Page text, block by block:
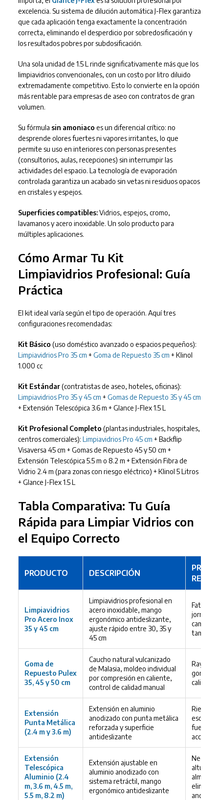
excelencia. Su sistema de dilución automática J-Flex garantiza
que cada aplicación tenga exactamente la concentración
correcta, eliminando el desperdicio por sobredosificación y
los resultados pobres por subdosificación.
Una sola unidad de 1.5 L rinde significativamente más que los
limpiavidrios convencionales, con un costo por litro diluido
extremadamente competitivo. Esto lo convierte en la opción
más rentable para empresas de aseo con contratos de gran
volumen.
Su fórmula sin amoniaco es un diferencial crítico: no
desprende olores fuertes ni vapores irritantes, lo que
permite su uso en interiores con personas presentes
(consultorios, aulas, recepciones) sin interrumpir las
actividades del espacio. La tecnología de evaporación
controlada garantiza un acabado sin vetas ni residuos opacos
en cristales y espejos.
Superficies compatibles:Vidrios, espejos, cromo,
lavamanos y acero inoxidable. Un solo producto para
múltiples aplicaciones.
Cómo Armar Tu Kit
Limpiavidrios Profesional: Guía
Práctica
El kit ideal varía según el tipo de operación. Aquí tres
configuraciones recomendadas:
Kit Básico (uso doméstico avanzado o espacios pequeños):
Limpiavidrios Pro 35 cm +Goma de Repuesto 35 cm + Klinol
1.000 cc
Kit Estándar(contratistas de aseo, hoteles, oficinas):
Limpiavidrios Pro 35 y 45 cm +Gomas de Repuesto 35 y 45 cm
+ Extensión Telescópica 3.6 m + Glance J-Flex 1.5 L
Kit Profesional Completo (plantas industriales, hospitales,
centros comerciales): Limpiavidrios Pro 45 cm + Backflip
Visaversa 45 cm + Gomas de Repuesto 45 y 50 cm +
Extensión Telescópica 5.5 m o 8.2 m + Extensión Fibra de
Vidrio 2.4 m (para zonas con riesgo eléctrico) + Klinol 5 Litros
+ Glance J-Flex 1.5 L
Tabla Comparativa: Tu Guía
Rápida para Limpiar Vidrios con
el Equipo Correcto
PRODUCTO DESCRIPCIÓN
Limpiavidrios
Pro Acero Inox
35 y 45 cm
Limpiavidrios profesional en
acero inoxidable, mango
ergonómico antideslizante,
ajuste rápido entre 30, 35 y
45 cm
Fatiga
jornadas
cambiar
tamaño
Goma de
Repuesto Pulex
35, 45 y 50 cm
Caucho natural vulcanizado
de Malasia, moldeo individual
por compresión en caliente,
control de calidad manual
Rayas y
gomas
calidad
Extensión
Punta Metálica
(2.4 m y 3.6 m)
Extensión en aluminio
anodizado con punta metálica
reforzada y superficie
antideslizante
Riesgo
fuerza y
Extensión
Telescópica
Aluminio (2.4
m, 3.6 m, 4.5 m,
5.5 m, 8.2 m)
Extensión ajustable en
aluminio anodizado con
sistema retráctil, mango
ergonómico antideslizante
alturas